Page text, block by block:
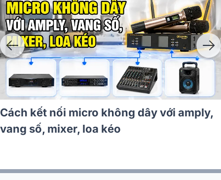
Cách kết nối micro không dây với amply,
vang số, mixer, loa kéo